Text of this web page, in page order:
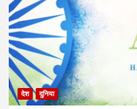
देश दुनिया